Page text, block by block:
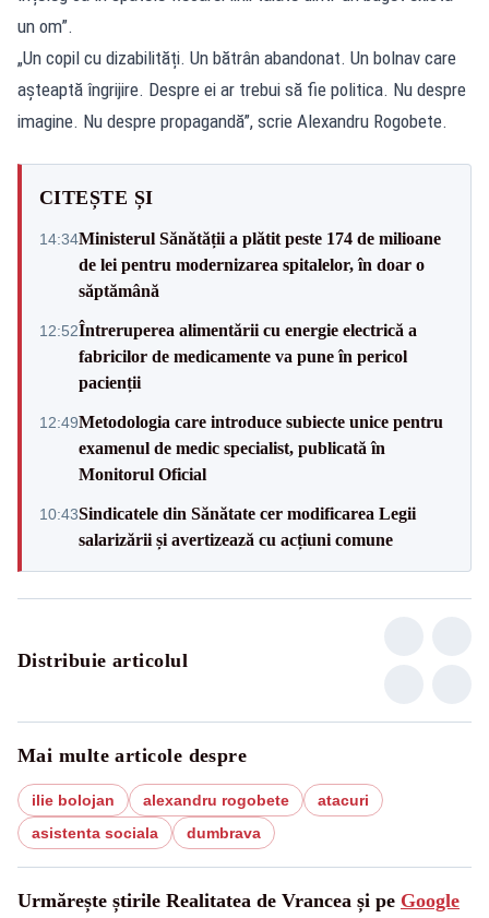
un om”.
„Un copil cu dizabilități. Un bătrân abandonat. Un bolnav care
așteaptă îngrijire. Despre ei ar trebui să fie politica. Nu despre
imagine. Nu despre propagandă”, scrie Alexandru Rogobete.
CITEȘTE ȘI
14:34Ministerul Sănătății a plătit peste 174 de milioane
de lei pentru modernizarea spitalelor, în doar o
săptămână
12:52Întreruperea alimentării cu energie electrică a
fabricilor de medicamente va pune în pericol
pacienții
12:49Metodologia care introduce subiecte unice pentru
examenul de medic specialist, publicată în
Monitorul Oficial
10:43Sindicatele din Sănătate cer modificarea Legii
salarizării și avertizează cu acțiuni comune
Distribuie articolul
Mai multe articole despre
ilie bolojan alexandru rogobete
atacuri
asistenta sociala
dumbrava
Urmărește știrile Realitatea de Vrancea și pe Google